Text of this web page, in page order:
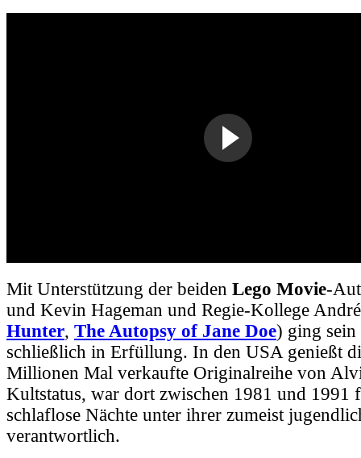
Mit Unterstützung der beiden Lego Movie-
und Kevin Hageman und Regie-Kollege
Hunter, The Autopsy of Jane Doe) ging sein
schließlich in Erfüllung. In den USA genießt
Millionen Mal verkaufte Originalreihe von
Kultstatus, war dort zwischen 1981 und 1991
schlaflose Nächte unter ihrer zumeist
verantwortlich.